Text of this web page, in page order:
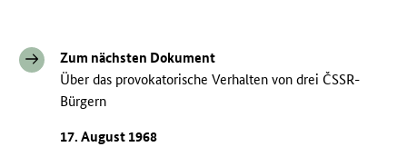
Zum nächsten Dokument
Über das provokatorische Verhalten von drei ČSSR-
Bürgern
17. August 1968